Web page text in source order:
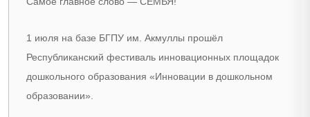
1 июля на базе БГПУ им. Акмуллы прошёл
Республиканский фестиваль инновационных площадок
дошкольного образования «Инновации в дошкольном
образовании».